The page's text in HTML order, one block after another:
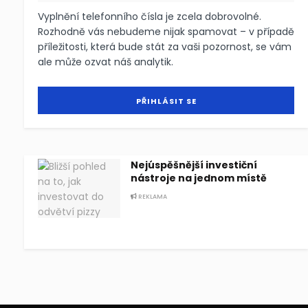
Vyplnění telefonního čísla je zcela dobrovolné.
Rozhodně vás nebudeme nijak spamovat – v případě
příležitosti, která bude stát za vaši pozornost, se vám
ale může ozvat náš analytik.
Nejúspěšnější investiční
nástroje na jednom místě
REKLAMA